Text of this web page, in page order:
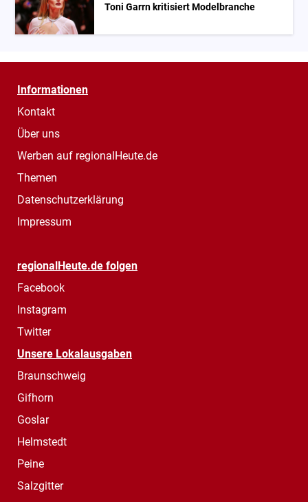
Toni Garrn kritisiert Modelbranche
Informationen
Kontakt
Über uns
Werben auf regionalHeute.de
Themen
Datenschutzerklärung
Impressum
regionalHeute.de folgen
Facebook
Instagram
Twitter
Unsere Lokalausgaben
Braunschweig
Gifhorn
Goslar
Helmstedt
Peine
Salzgitter